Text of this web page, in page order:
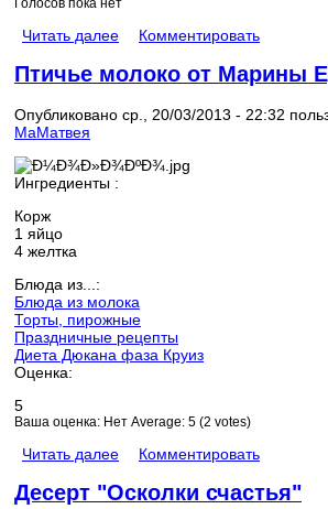
Голосов пока нет
Читать далее Комментировать
Птичье молоко от Марины
Опубликовано ср., 20/03/2013 - 22:32
МаМатвея
Ингредиенты :
Корж
1 яйцо
4 желтка
Блюда из...:
Блюда из молока
Торты, пирожные
Праздничные рецепты
Диета Дюкана фаза Круиз
Оценка:
5
Ваша оценка: Нет Average: 5 (2 votes)
Читать далее Комментировать
Десерт "Осколки счастья"